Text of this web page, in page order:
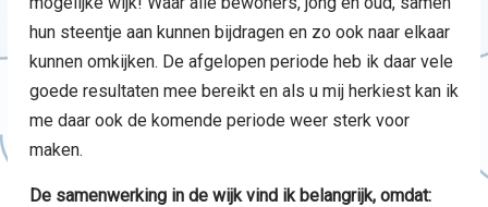
hun steentje aan kunnen bijdragen en zo ook naar elkaar
kunnen omkijken. De afgelopen periode heb ik daar vele
goede resultaten mee bereikt en als u mij herkiest kan ik
me daar ook de komende periode weer sterk voor
maken.
De samenwerking in de wijk vind ik belangrijk, omdat: